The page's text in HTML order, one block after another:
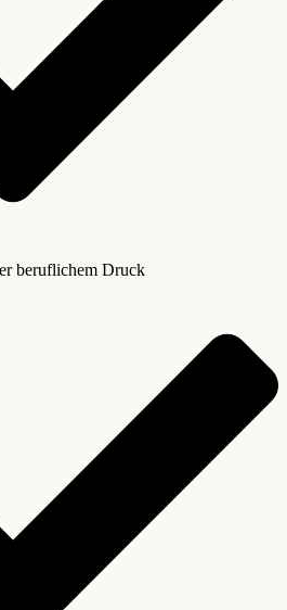
beruflichem Druck